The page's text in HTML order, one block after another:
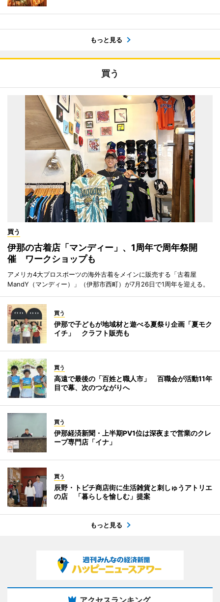
もっと見る
買う
買う
伊那の古着店「マンディー」、1周年で周年祭開
催 ワークショップも
アメリカ4大プロスポーツの海外古着をメインに販売する「古着屋
MandY（マンディー）」（伊那市西町）が7月26日で1周年を迎える。
買う
伊那で子どもが地域材と遊べる夏祭り企画「夏モク
イチ」 クラフト販売も
買う
高遠で最後の「百姓と職人市」 百職会が活動11年
目で幕、次のつながりへ
買う
伊那経済新聞・上半期PV1位は深夜まで営業のクレ
ープ専門店「イナ」
買う
辰野・トビチ商店街に生活雑貨と刺しゅうアトリエ
の店 「暮らしを愉しむ」提案
もっと見る